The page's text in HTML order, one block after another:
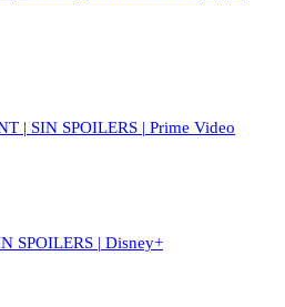
| SIN SPOILERS | Prime Video
SPOILERS | Disney+